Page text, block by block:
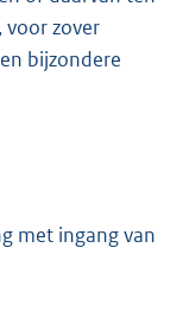
voor zover
bijzondere
met ingang van